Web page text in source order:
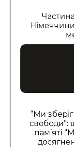
“Ми
свободи”:
пам’яті